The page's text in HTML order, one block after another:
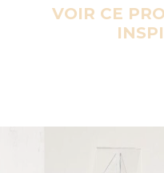
VOIR CE